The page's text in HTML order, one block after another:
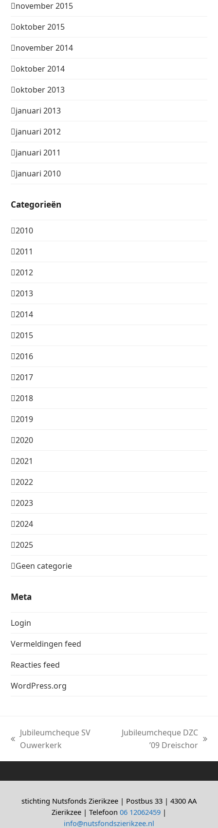
november 2015
oktober 2015
november 2014
oktober 2014
oktober 2013
januari 2013
januari 2012
januari 2011
januari 2010
Categorieën
2010
2011
2012
2013
2014
2015
2016
2017
2018
2019
2020
2021
2022
2023
2024
2025
Geen categorie
Meta
Login
Vermeldingen feed
Reacties feed
WordPress.org
previous
Jubileumcheque SV
Ouwerkerk
Jubileumcheque DZC
’09 Dreischor
stichting Nutsfonds Zierikzee | Postbus 33 | 4300 AA
Zierikzee | Telefoon 06 12062459 |
info@nutsfondszierikzee.nl